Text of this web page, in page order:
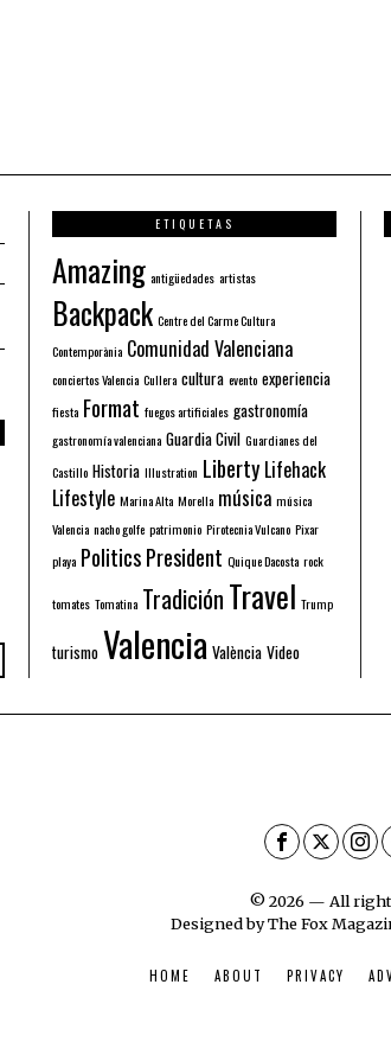
ETIQUETAS
Amazing antigüedades artistas
Backpack Centre del Carme Cultura
Contemporània Comunidad Valenciana
conciertos Valencia Cullera cultura evento experiencia
fiesta Format fuegos artificiales gastronomía
gastronomía valenciana Guardia Civil Guardianes del
Castillo Historia Illustration Liberty Lifehack
Lifestyle Marina Alta Morella música música
Valencia nacho golfe patrimonio Pirotecnia Vulcano Pixar
playa PoliticsPresident Quique Dacosta rock
tomates Tomatina Tradición Travel Trump
turismo Valencia València Video
©2026 — All
Designed byThe Fox
HOME ABOUT PRIVACY